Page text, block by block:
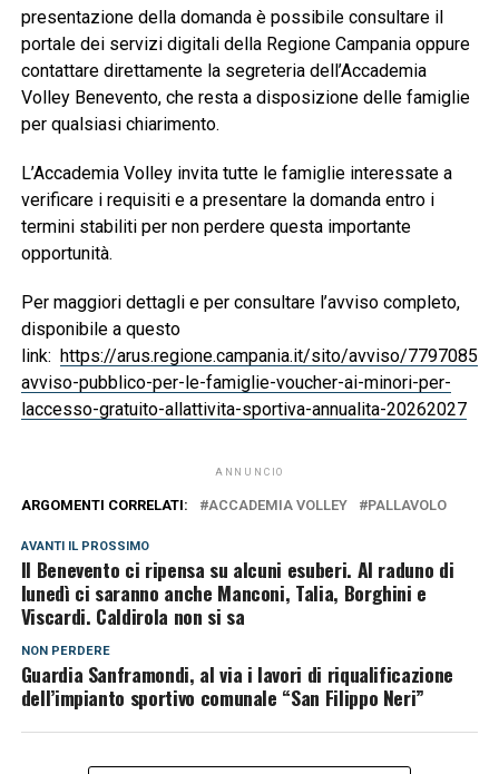
presentazione della domanda è possibile consultare il
portale dei servizi digitali della Regione Campania oppure
contattare direttamente la segreteria dell’Accademia
Volley Benevento, che resta a disposizione delle famiglie
per qualsiasi chiarimento.
L’Accademia Volley invita tutte le famiglie interessate a
verificare i requisiti e a presentare la domanda entro i
termini stabiliti per non perdere questa importante
opportunità.
Per maggiori dettagli e per consultare l’avviso completo,
disponibile a questo
link: https://arus.regione.campania.it/sito/avviso/7797085-
avviso-pubblico-per-le-famiglie-voucher-ai-minori-per-
laccesso-gratuito-allattivita-sportiva-annualita-20262027
ANNUNCIO
ARGOMENTI CORRELATI: ACCADEMIA VOLLEY PALLAVOLO
AVANTI IL ​​PROSSIMO
Il Benevento ci ripensa su alcuni esuberi. Al raduno di
lunedì ci saranno anche Manconi, Talia, Borghini e
Viscardi. Caldirola non si sa
NON PERDERE
Guardia Sanframondi, al via i lavori di riqualificazione
dell’impianto sportivo comunale “San Filippo Neri”